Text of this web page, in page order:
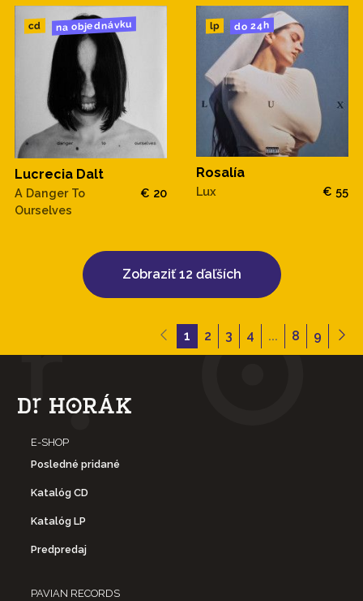
cd na objednávku
Lucrecia Dalt
A Danger To
Ourselves
€ 20
lp do 24h
Rosalía
Lux € 55
Zobraziť 12 ďaľších
1 2 3 4 ... 8 9
E-SHOP
Posledné pridané
Katalóg CD
Katalóg LP
Predpredaj
PAVIAN RECORDS